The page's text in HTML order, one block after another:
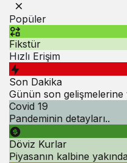
Popüler
Fikstür
Hızlı Erişim
Son Dakika
Günün son gelişmelerine
Covid 19
Pandeminin detayları..
Döviz Kurlar
Piyasanın kalbine